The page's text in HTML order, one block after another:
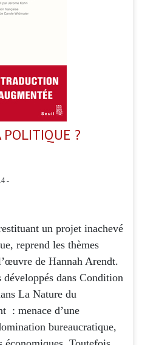
POLITIQUE ?
-
un projet inachevé
reprend les thèmes
de Hannah Arendt.
dans Condition
La Nature du
: menace d’une
bureaucratique,